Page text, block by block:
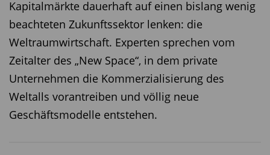
Kapitalmärkte dauerhaft auf einen bislang wenig
beachteten Zukunftssektor lenken: die
Weltraumwirtschaft. Experten sprechen vom
Zeitalter des „New Space“, in dem private
Unternehmen die Kommerzialisierung des
Weltalls vorantreiben und völlig neue
Geschäftsmodelle entstehen.